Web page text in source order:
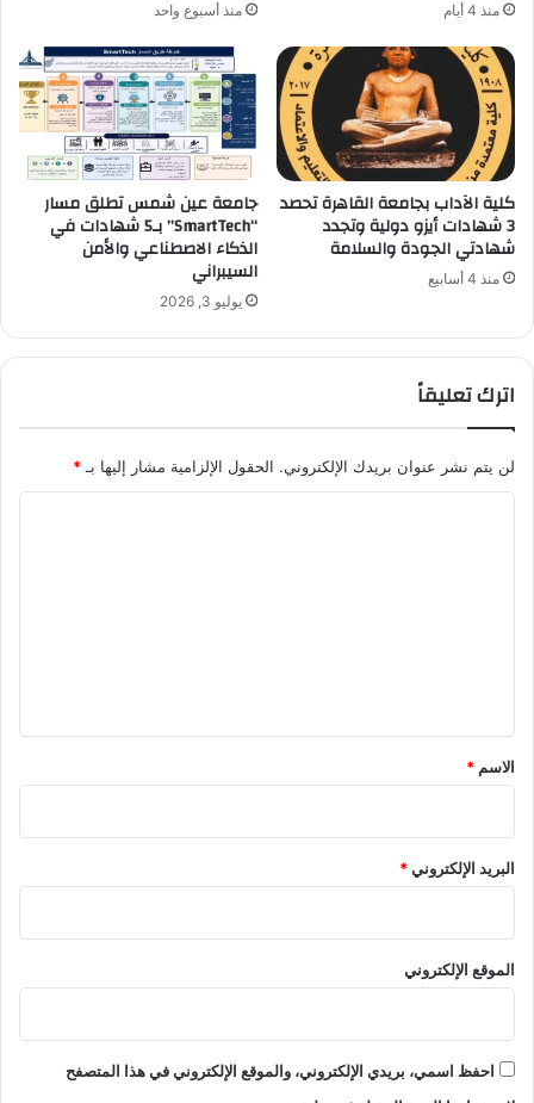
منذ 4 أيام منذ أسبوع واحد
كلية الآداب بجامعة القاهرة تحصد
3 شهادات أيزو دولية وتجدد
شهادتي الجودة والسلامة
منذ 4 أسابيع
جامعة عين شمس تطلق مسار
“SmartTech” بـ5 شهادات في
الذكاء الاصطناعي والأمن
السيبراني
يوليو 3, 2026
اترك تعليقاً
لن يتم نشر عنوان بريدك الإلكتروني. الحقول الإلزامية مشار إليها بـ *
*
الاسم *
البريد الإلكتروني*
الموقع الإلكتروني
احفظ اسمي، بريدي الإلكتروني، والموقع الإلكتروني في هذا المتصفح